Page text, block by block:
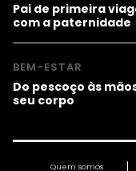
Pai de primeira
com a paternidade
BEM-ESTAR
Do pescoço às
seu corpo
Quem somos